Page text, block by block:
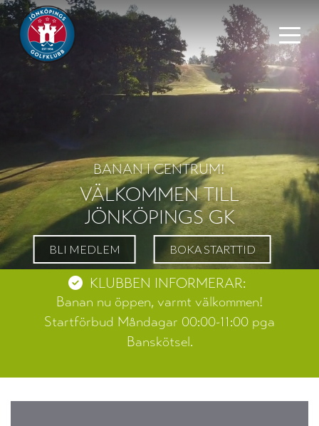
BANAN I CENTRUM!
VÄLKOMMEN TILL
JÖNKÖPINGS GK
BLI MEDLEM BOKA STARTTID
KLUBBEN INFORMERAR:
Banan nu öppen, varmt välkommen!
Startförbud Måndagar 00:00-11:00 pga
Banskötsel.